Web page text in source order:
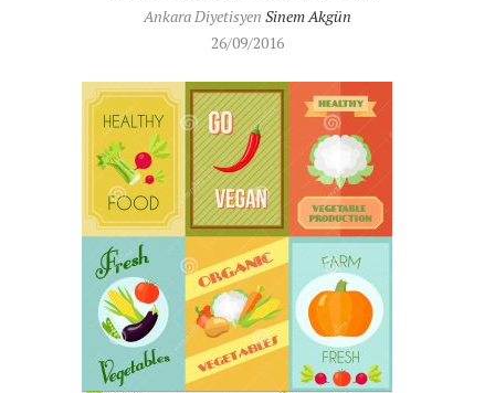
Ankara Diyetisyen Sinem Akgün
26/09/2016